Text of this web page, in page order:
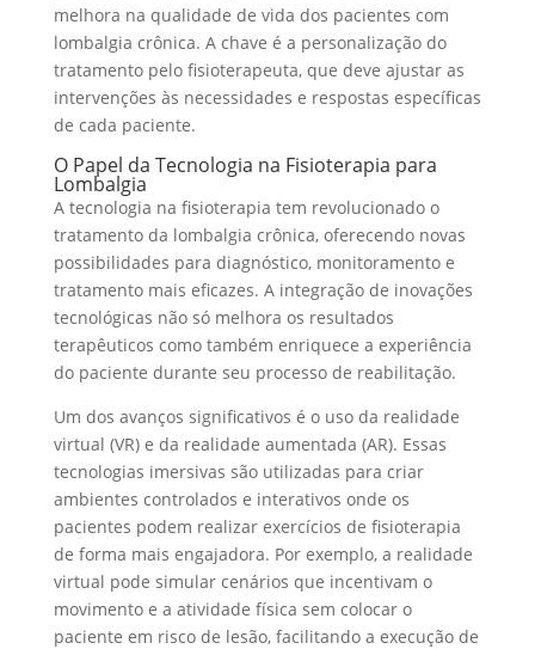
melhora na qualidade de vida dos pacientes com
lombalgia crônica. A chave é a personalização do
tratamento pelo fisioterapeuta, que deve ajustar as
intervenções às necessidades e respostas específicas
de cada paciente.
O Papel da Tecnologia na Fisioterapia para
Lombalgia
A tecnologia na fisioterapia tem revolucionado o
tratamento da lombalgia crônica, oferecendo novas
possibilidades para diagnóstico, monitoramento e
tratamento mais eficazes. A integração de inovações
tecnológicas não só melhora os resultados
terapêuticos como também enriquece a experiência
do paciente durante seu processo de reabilitação.
Um dos avanços significativos é o uso da realidade
virtual (VR) e da realidade aumentada (AR). Essas
tecnologias imersivas são utilizadas para criar
ambientes controlados e interativos onde os
pacientes podem realizar exercícios de fisioterapia
de forma mais engajadora. Por exemplo, a realidade
virtual pode simular cenários que incentivam o
movimento e a atividade física sem colocar o
paciente em risco de lesão, facilitando a execução de